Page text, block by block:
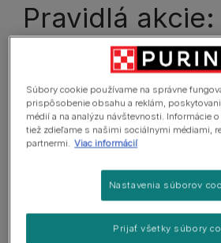
Pravidlá akcie:
sampling
Akcia už skončila – ďakujeme,
Sledujte nás, aby vám nič
NOVINKY A AKCIE
Súbory cookie používame na správne
prispôsobenie obsahu a reklám,
médií a na analýzu návštevnosti. Informácie
tiež zdieľame s našimi sociálnymi médiami,
partnermi. Viac informácií
Nastavenia súborov
Prijať všetky súbory